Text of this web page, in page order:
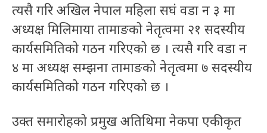
त्यसै गरि अखिल नेपाल महिला सघं वडा न ३ मा
अध्यक्ष मिलिमाया तामाङको नेतृत्वमा २१ सदस्यीय
कार्यसमितिको गठन गरिएको छ । त्यसै गरि वडा न
४ मा अध्यक्ष सम्झना तामाङको नेतृत्वमा ७ सदस्यीय
कार्यसमितिको गठन गरिएको छ ।
उक्त समारोहको प्रमुख अतिथिमा नेकपा एकीकृत